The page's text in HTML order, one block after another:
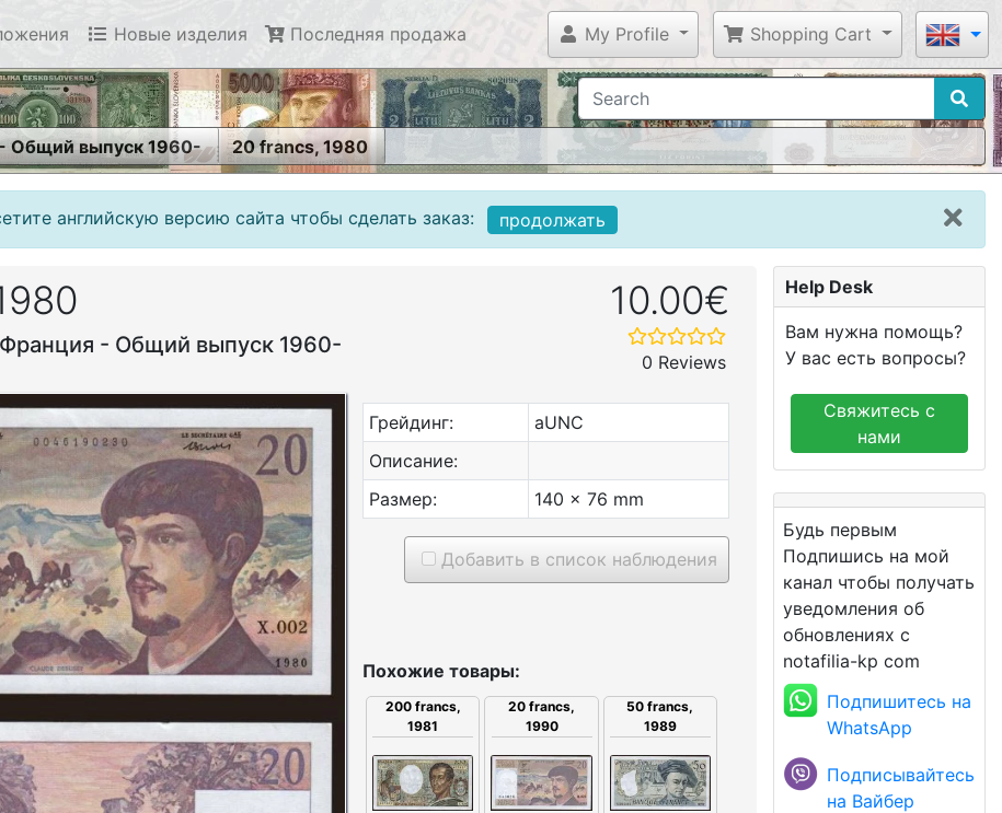
Новые изделия Последняя продажа My Profile Shopping Cart
Общий выпуск 1960- 20 francs, 1980
английскую версию сайта чтобы сделать заказ: продолжать
- Общий выпуск 1960-
10.00€
0 Reviews
Грейдинг:
aUNC
Описание:
Размер:
140 x 76 mm
Добавить в список наблюдения
Похожие товары:
200 francs,
1981
20 francs,
1990
50 francs,
1989
Help Desk
Вам нужна помощь?
У вас есть вопросы?
Свяжитесь с
нами
Будь первым
Подпишись на мой
канал чтобы получать
уведомления об
обновлениях с
notafilia-kp com
Подпишитесь на
WhatsApp
Подписывайтесь
на Вайбер